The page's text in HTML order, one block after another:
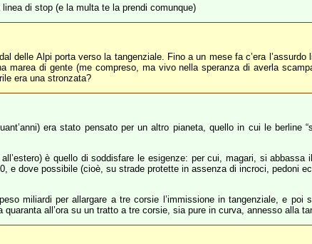
di stop (e la multa te la prendi comunque)
delle Alpi porta verso la tangenziale. Fino a un mese fa c’era
marea di gente (me compreso, ma vivo nella speranza di averla
era una stronzata?
era stato pensato per un altro pianeta, quello in cui le berline
è quello di soddisfare le esigenze: per cui, magari, si
e dove possibile (cioè, su strade protette in assenza di incroci, pedoni
miliardi per allargare a tre corsie l’immissione in tangenziale, e poi
all’ora su un tratto a tre corsie, sia pure in curva, annesso alla